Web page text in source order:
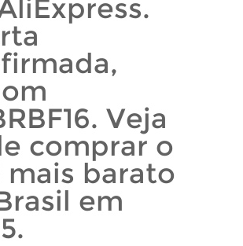
Veja
comprar o
mais barato
em